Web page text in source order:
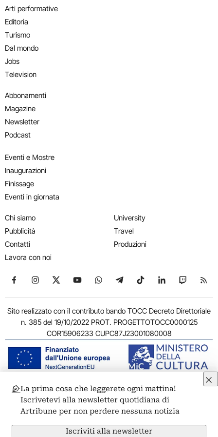
Arti performative
Editoria
Turismo
Dal mondo
Jobs
Television
Abbonamenti
Magazine
Newsletter
Podcast
Eventi e Mostre
Inaugurazioni
Finissage
Eventi in giornata
Chi siamo
Pubblicità
Contatti
Lavora con noi
University
Travel
Produzioni
Seguici su Facebook
Seguici su Instagram
Seguici su X
Seguici su YouTube
Seguici su WhatsApp
Seguici su Telegram
Seguici su TikTok
Seguici su
Seguici
Sito realizzato con il contributo bando TOCC Decreto Direttoriale
n. 385 del 19/10/2022 PROT. PROGETTOTOCC0000125
COR15906233 CUPC87J23001080008
© 2011-2026 ARTRIBUNE srl – Corso Vittorio Emanuele II, 287 –
00186 Roma - P.I. 11381581005
Privacy: Responsabile della protezione dei dati personali
ARTRIBUNE srl – Corso Vittorio Emanuele II, 287 – 00186 Roma
La prima cosa che leggerete ogni mattina!
Iscrivetevi alla newsletter quotidiana di
Artribune per non perdere nessuna notizia
Iscriviti alla newsletter